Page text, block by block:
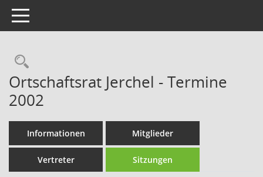
Toggle navigation
Rechercheauswahl
Ortschaftsrat Jerchel - Termine
2002
Informationen Mitglieder
Vertreter Sitzungen